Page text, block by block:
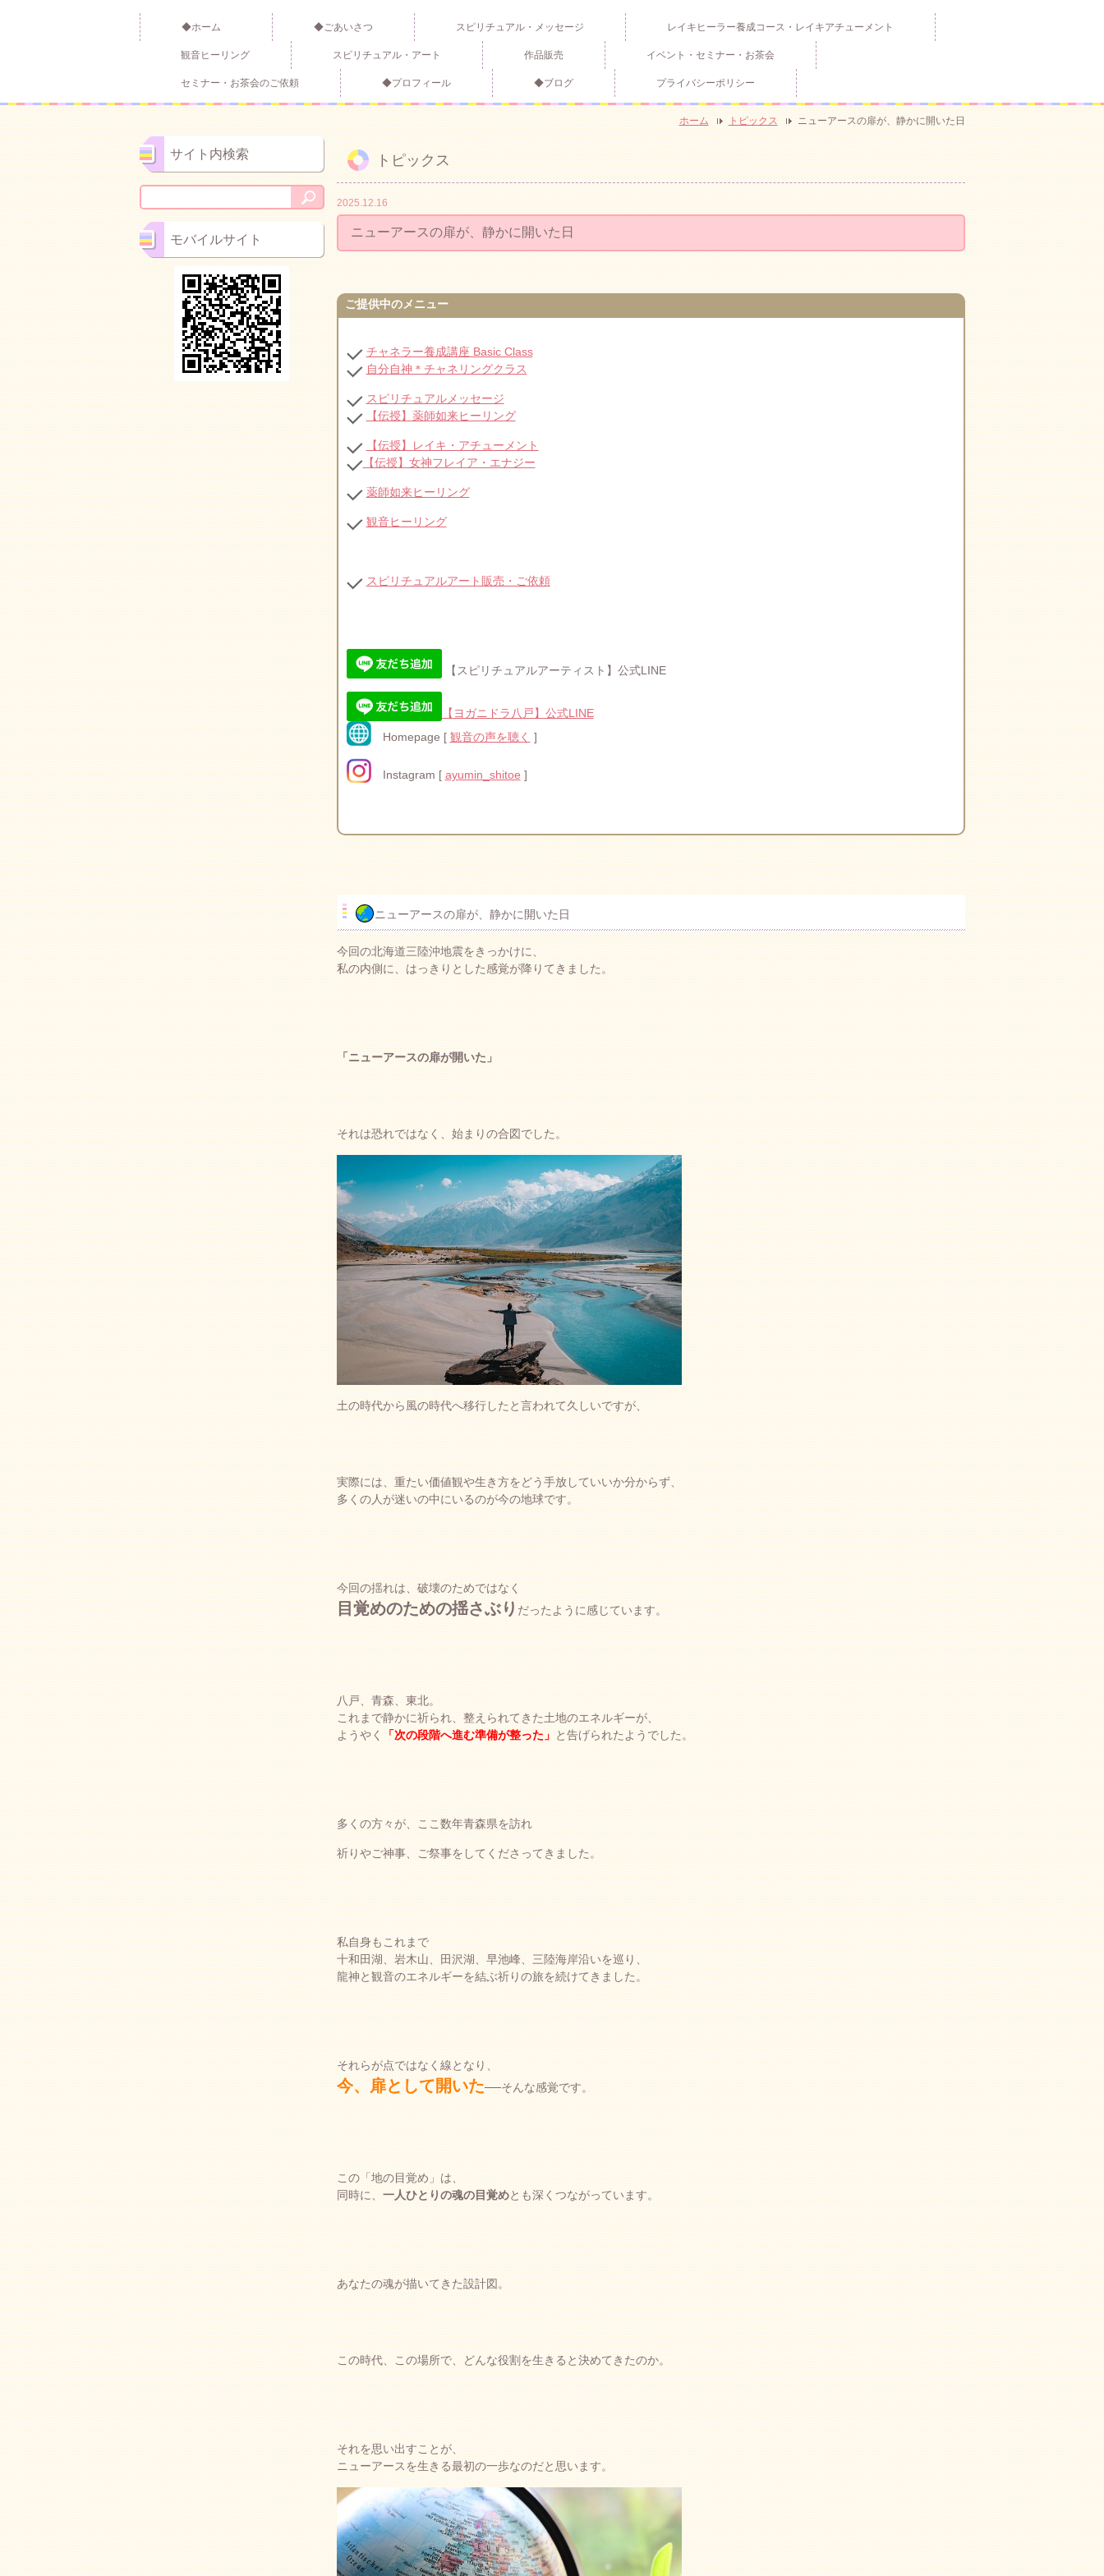
◆ホーム ◆ごあいさつ スピリチュアル・メッセージ レイキヒーラー養成コース・レイキアチューメント
観音ヒーリング スピリチュアル・アート 作品販売 イベント・セミナー・お茶会
セミナー・お茶会のご依頼 ◆プロフィール ◆ブログ プライバシーポリシー
ホーム トピックス ニューアースの扉が、静かに開いた日
トピックス
2025.12.16
ニューアースの扉が、静かに開いた日
ご提供中のメニュー
チャネラー養成講座 Basic Class
自分自神＊チャネリングクラス
スピリチュアルメッセージ
【伝授】薬師如来ヒーリング
【伝授】レイキ・アチューメント
【伝授】女神フレイア・エナジー
薬師如来ヒーリング
観音ヒーリング
スピリチュアルアート販売・ご依頼
【スピリチュアルアーティスト】公式LINE
【ヨガニドラ八戸】公式LINE
Homepage [ 観音の声を聴く ]
Instagram [ ayumin_shitoe ]
ニューアースの扉が、静かに開いた日
今回の北海道三陸沖地震をきっかけに、
私の内側に、はっきりとした感覚が降りてきました。
「ニューアースの扉が開いた」
それは恐れではなく、始まりの合図でした。
土の時代から風の時代へ移行したと言われて久しいですが、
実際には、重たい価値観や生き方をどう手放していいか分からず、
多くの人が迷いの中にいるのが今の地球です。
今回の揺れは、破壊のためではなく
目覚めのための揺さぶりだったように感じています。
八戸、青森、東北。
これまで静かに祈られ、整えられてきた土地のエネルギーが、
ようやく「次の段階へ進む準備が整った」と告げられたようでした。
多くの方々が、ここ数年青森県を訪れ
祈りやご神事、ご祭事をしてくださってきました。
私自身もこれまで
十和田湖、岩木山、田沢湖、早池峰、三陸海岸沿いを巡り、
龍神と観音のエネルギーを結ぶ祈りの旅を続けてきました。
それらが点ではなく線となり、
今、扉として開いた──そんな感覚です。
この「地の目覚め」は、
同時に、一人ひとりの魂の目覚めとも深くつながっています。
あなたの魂が描いてきた設計図。
この時代、この場所で、どんな役割を生きると決めてきたのか。
それを思い出すことが、
ニューアースを生きる最初の一歩なのだと思います。
サイト内検索
モバイルサイト